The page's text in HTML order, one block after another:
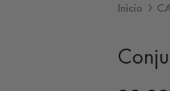
Inicio